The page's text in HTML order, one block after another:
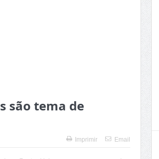
são tema de
Imprimir Email